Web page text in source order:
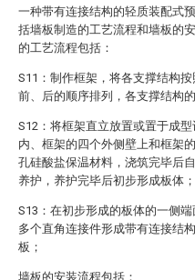
一种带有连接结构的轻质装配式
括墙板制造的工艺流程和墙板的
的工艺流程包括：
S11：制作框架，将各支撑结构按
前、后的顺序排列，各支撑结构
S12：将框架直立放置或置于成
内、框架的四个外侧壁上和框架
孔硅酸盐保温材料，浇筑完毕后
养护，养护完毕后初步形成板体；
S13：在初步形成的板体的一侧
多个直角连接件形成带有连接结
板；
墙板的安装流程包括：